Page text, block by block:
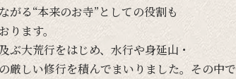
がる“本来のお寺”と しての役割も
ります。
及ぶ大荒行をはじめ、 水行や身延山・
厳しい修行を積んでまいりました。 その中で